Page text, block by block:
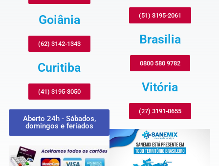
Goiânia
(62) 3142-1343
Curitiba
(41) 3195-3050
Aberto 24h - Sábados,
domingos e feriados
(51) 3195-2061
Brasilia
0800 580 9782
Vitória
(27) 3191-0655